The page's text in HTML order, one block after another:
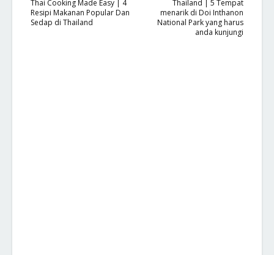
Thailand | 5 Tempat
menarik di Doi Inthanon
National Park yang harus
anda kunjungi
Thai Cooking Made Easy | 4
Resipi Makanan Popular Dan
Sedap di Thailand